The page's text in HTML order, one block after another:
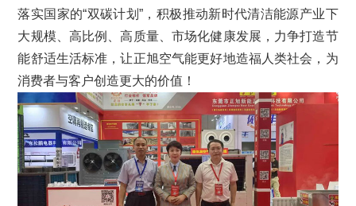
落实国家的“双碳计划”，积极推动新时代清洁能源产业下
大规模、高比例、高质量、市场化健康发展，力争打造节
能舒适生活标准，让正旭空气能更好地造福人类社会，为
消费者与客户创造更大的价值！